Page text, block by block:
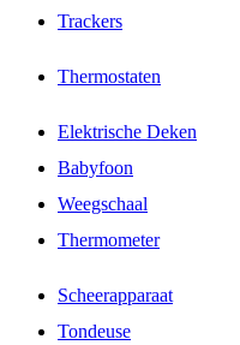
Trackers
Thermostaten
Elektrische Deken
Babyfoon
Weegschaal
Thermometer
Scheerapparaat
Tondeuse